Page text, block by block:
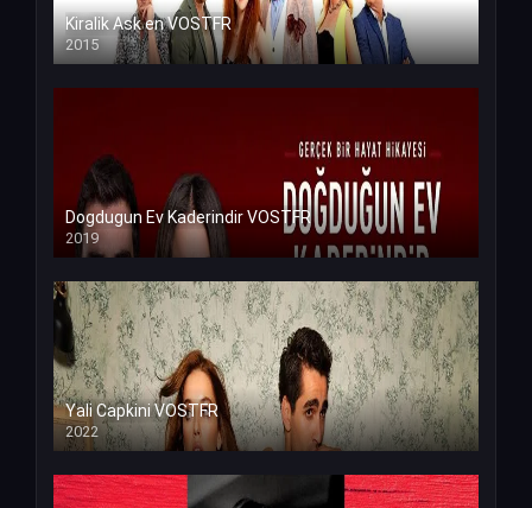
Kiralik Ask en VOSTFR
2015
Dogdugun Ev Kaderindir VOSTFR
2019
Yali Capkini VOSTFR
2022